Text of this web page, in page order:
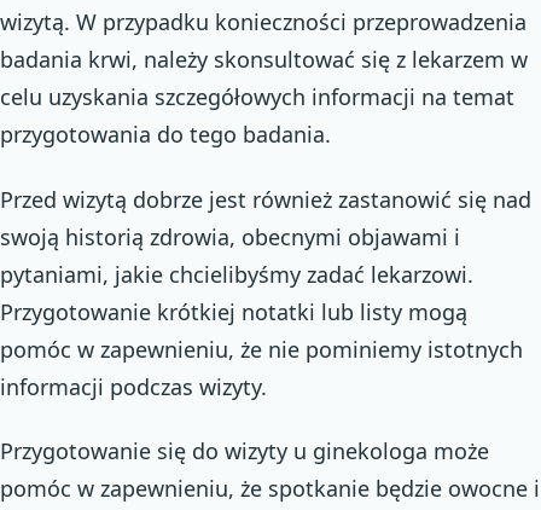
wizytą. W przypadku konieczności przeprowadzenia
badania krwi, należy skonsultować się z lekarzem w
celu uzyskania szczegółowych informacji na temat
przygotowania do tego badania.
Przed wizytą dobrze jest również zastanowić się nad
swoją historią zdrowia, obecnymi objawami i
pytaniami, jakie chcielibyśmy zadać lekarzowi.
Przygotowanie krótkiej notatki lub listy mogą
pomóc w zapewnieniu, że nie pominiemy istotnych
informacji podczas wizyty.
Przygotowanie się do wizyty u ginekologa może
pomóc w zapewnieniu, że spotkanie będzie owocne i